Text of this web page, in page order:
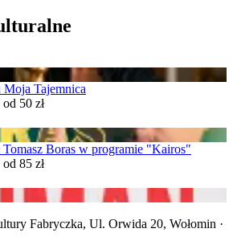
Moja Tajemnica
50 zł
Tomasz Boras w programie "Kairos"
85 zł
Fabryczka, Ul. Orwida 20, Wołomin ·